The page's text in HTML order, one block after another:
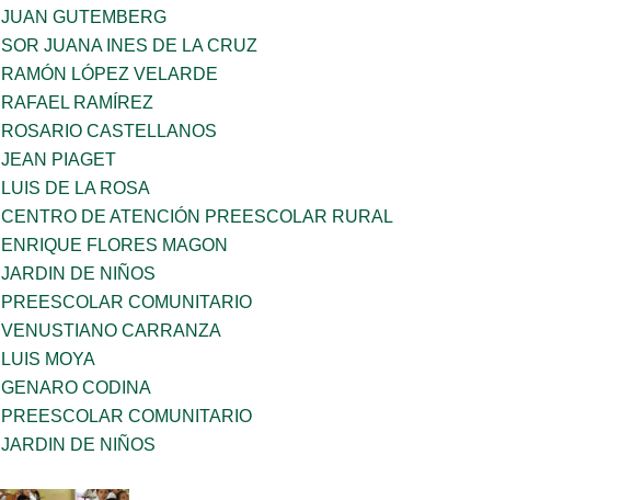
JUAN GUTEMBERG
SOR JUANA INES DE LA CRUZ
RAMÓN LÓPEZ VELARDE
RAFAEL RAMÍREZ
ROSARIO CASTELLANOS
JEAN PIAGET
LUIS DE LA ROSA
CENTRO DE ATENCIÓN PREESCOLAR RURAL
ENRIQUE FLORES MAGON
JARDIN DE NIÑOS
PREESCOLAR COMUNITARIO
VENUSTIANO CARRANZA
LUIS MOYA
GENARO CODINA
PREESCOLAR COMUNITARIO
JARDIN DE NIÑOS